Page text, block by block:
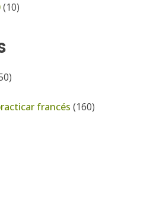
(10)
francés (160)